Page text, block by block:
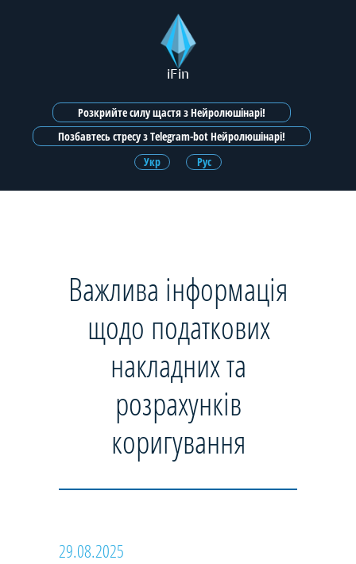
iFin
Розкрийте силу щастя з Нейролюшінарі!
Позбавтесь стресу з Telegram-bot Нейролюшінарі!
Укр
Рус
Важлива інформація
щодо податкових
накладних та
розрахунків
коригування
29.08.2025